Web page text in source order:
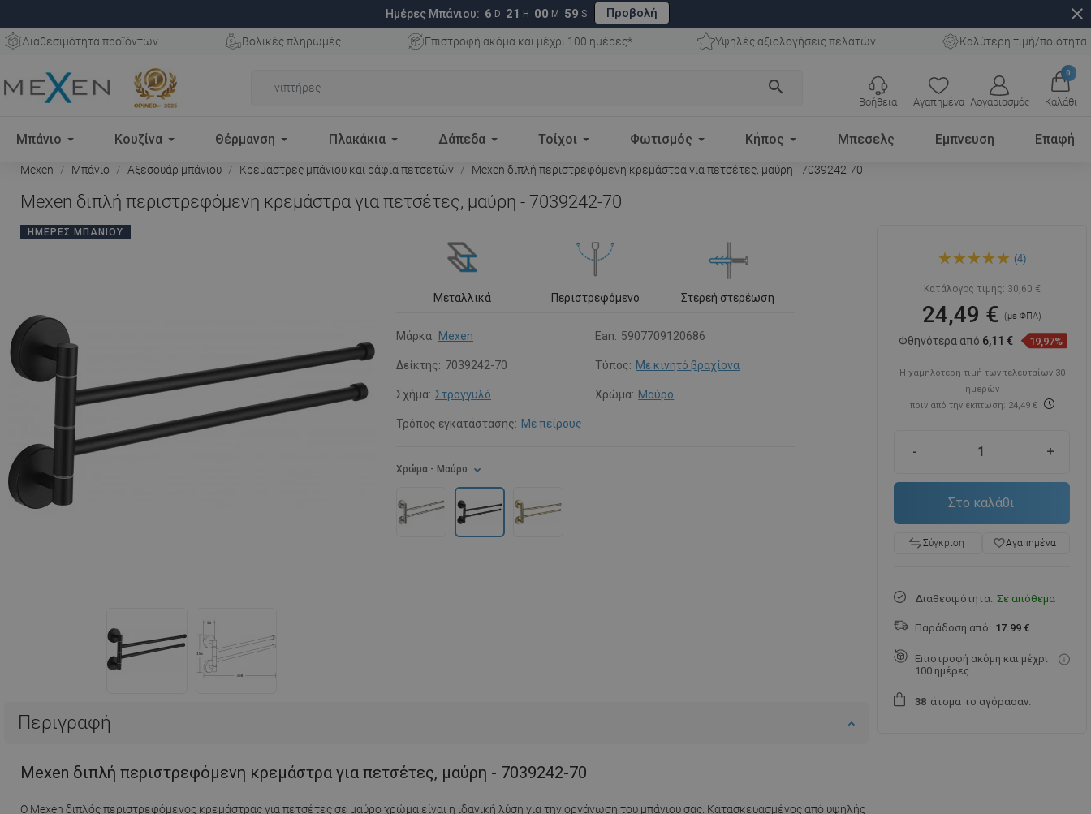
Ημέρες Μπάνιου: 6 D 21 H 00 M 58 S Προβολή close
Διαθεσιμότητα προϊόντων Βολικές πληρωμές Επιστροφή ακόμα και μέχρι 100 ημέρες* Υψηλές αξιολογήσεις πελατών Καλύτερη τιμή/ποιότητα
search
Αγαπημένα Λογαριασμός
0
Καλάθι
Βοήθεια
Μπάνιο Κουζίνα Θέρμανση Πλακάκια Δάπεδα Τοίχοι Φωτισμός Κήπος Μπεσελς Εμπνευση Επαφή
Mexen Μπάνιο Αξεσουάρ μπάνιου Κρεμάστρες μπάνιου και ράφια πετσετών Mexen διπλή περιστρεφόμενη κρεμάστρα για πετσέτες, μαύρη - 7039242-70
Mexen διπλή περιστρεφόμενη κρεμάστρα για πετσέτες, μαύρη - 7039242-70
ΗΜΈΡΕΣ ΜΠΆΝΙΟΥ
Μεταλλικά Περιστρεφόμενο Στερεή στερέωση
Μάρκα: Mexen Ean: 5907709120686
Δείκτης: 7039242-70 Τύπος: Με κινητό βραχίονα
Σχήμα: Στρογγυλό Χρώμα: Μαύρο
Τρόπος εγκατάστασης: Με πείρους
Χρώμα - Μαύρο
Περιγραφή
Mexen διπλή περιστρεφόμενη κρεμάστρα για πετσέτες, μαύρη - 7039242-70
Ο Mexen διπλός περιστρεφόμενος κρεμάστρας για πετσέτες σε μαύρο χρώμα είναι η ιδανική λύση για την οργάνωση του μπάνιου σας. Κατασκευασμένος από υψηλής
περιστρεφόμενη
μαύρη - 7039242-70
(4)
Κατάλογος τιμής: 30,60 €
24,49 €(με ΦΠΑ)
Φθηνότερα από 6,11 € 19,97%
Η χαμηλότερη τιμή των τελευταίων 30
ημερών
πριν από την έκπτωση: 24,49 €
- +
Στο καλάθι
Σύγκριση favorite_borderΑγαπημένα
Διαθεσιμότητα: Σε απόθεμα
Παράδοση από: 17.99 €
Επιστροφή ακόμη και μέχρι
100 ημέρες
38 άτομα το αγόρασαν.